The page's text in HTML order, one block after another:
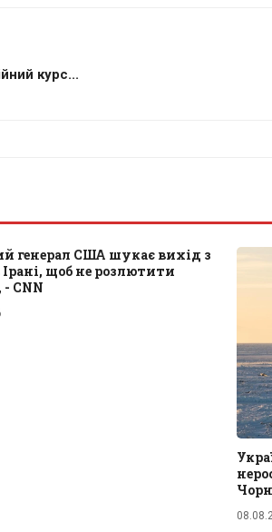
курс...
генерал США шукає вихід з
щоб не розлютити
CNN